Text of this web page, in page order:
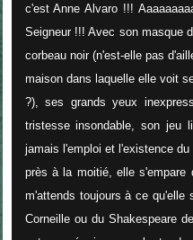
c'est Anne Alvaro !!!
Seigneur !!! Avec son masque
corbeau noir (n'est-elle pas
maison dans laquelle elle voit
?), ses grands yeux
tristesse insondable, son jeu
jamais l'emploi et l'existence
près à la moitié, elle
m'attends toujours à ce qu'elle
Corneille ou du Shakespeare